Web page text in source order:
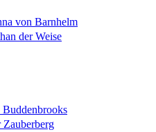
von Barnhelm
der Weise
Zauberberg